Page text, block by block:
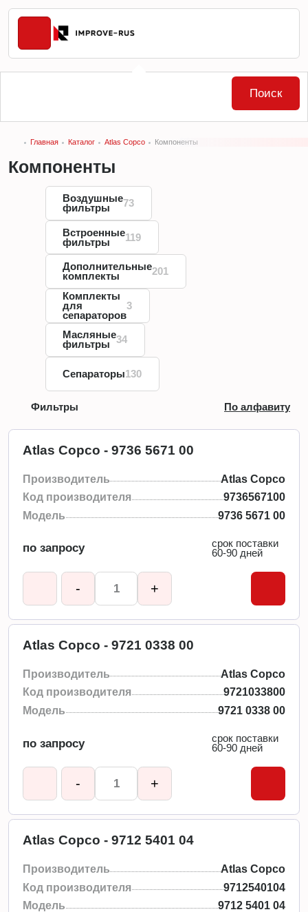
Главная Каталог Atlas Copco Компоненты
Компоненты
Воздушные
фильтры
73
Встроенные
фильтры
119
Дополнительные
комплекты
201
Комплекты
для
сепараторов
3
Масляные
фильтры
34
Сепараторы130
Фильтры По алфавиту
Atlas Copco - 9736 5671 00
Производитель
Atlas Copco
Код производителя
9736567100
Модель
9736 5671 00
по запросу
срок поставки
60-90 дней
- +
Atlas Copco - 9721 0338 00
Производитель
Atlas Copco
Код производителя
9721033800
Модель
9721 0338 00
по запросу
срок поставки
60-90 дней
- +
Atlas Copco - 9712 5401 04
Производитель
Atlas Copco
Код производителя
9712540104
Модель
9712 5401 04
Поиск